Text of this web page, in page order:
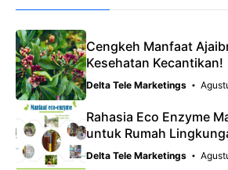
Cengkeh Manfaat
Kesehatan Kecantikan!
Delta Tele Marketings
Rahasia Eco Enzyme
untuk Rumah
Delta Tele Marketings